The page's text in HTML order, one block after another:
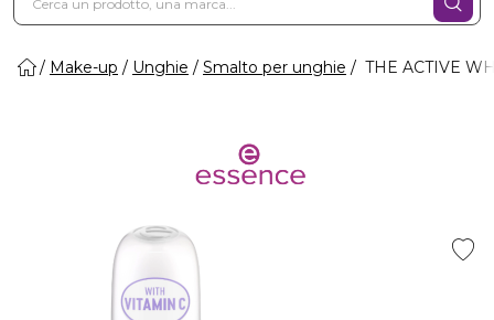
Make-up Unghie Smalto per unghie THE ACTIVE